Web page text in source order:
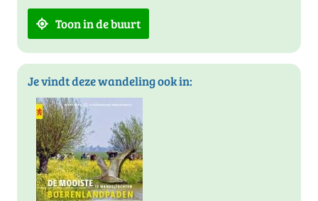
Toon in de buurt
Je vindt deze wandeling ook in: